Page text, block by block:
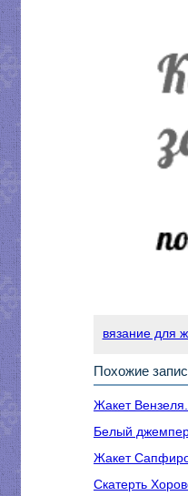
вязание для
Похожие
Жакет
Белый
Жакет
Скатерть